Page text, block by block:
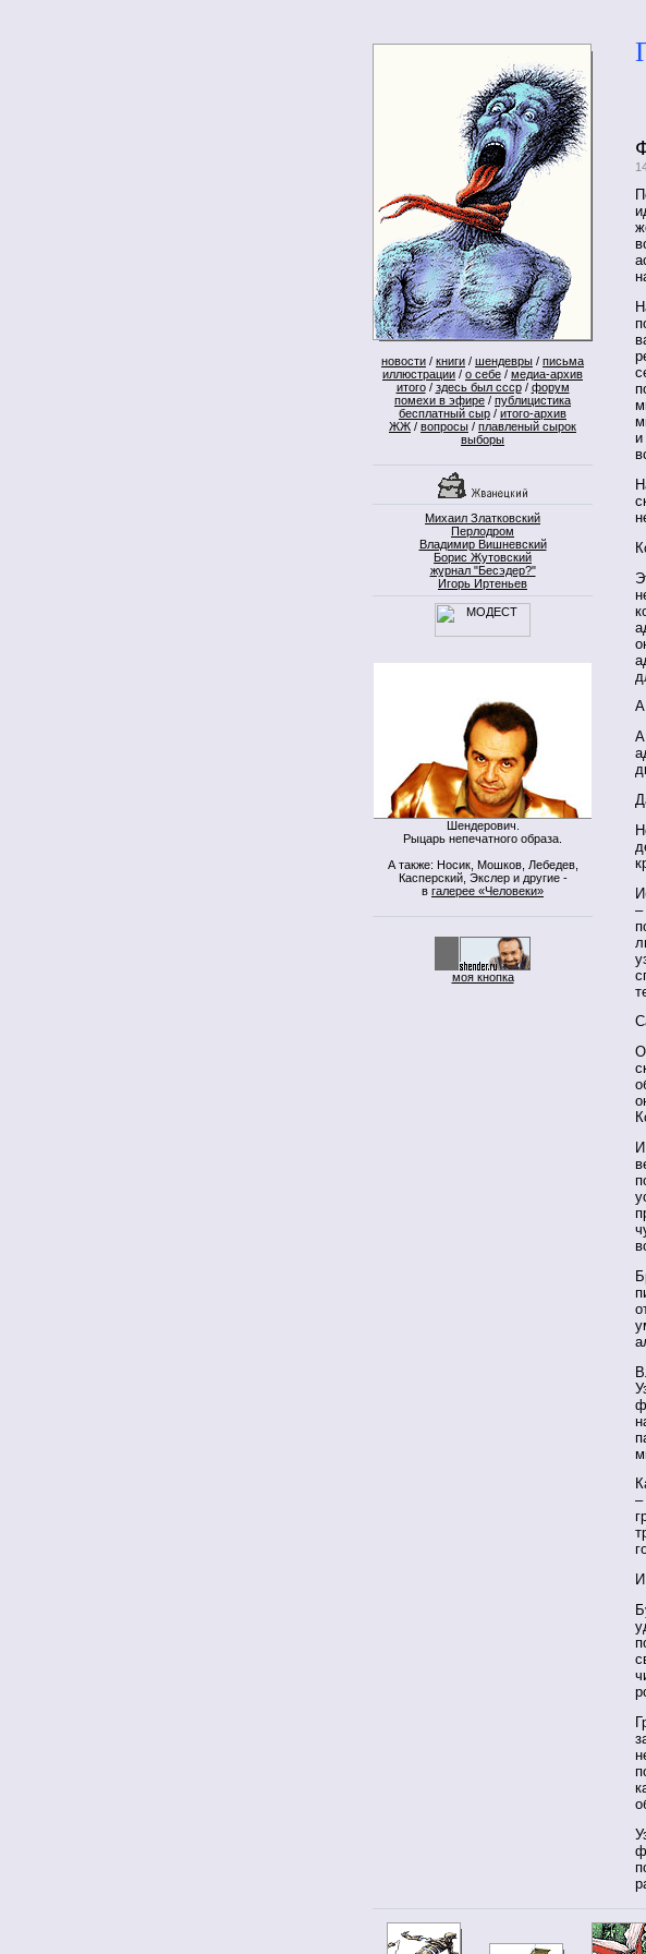
новости / книги / шендевры / письма
иллюстрации / о себе / медиа-архив
итого/ здесь был ссср/ форум
помехи в эфире / публицистика
бесплатный сыр / итого-архив
ЖЖ / вопросы / плавленый сырок
выборы
Михаил Златковский
Перлодром
Владимир Вишневский
Борис Жутовский
журнал "Бесэдер?"
Игорь Иртеньев
Шендерович.
Рыцарь непечатного образа.
А также: Носик, Мошков, Лебедев,
Касперский, Экслер и другие -
в галерее «Человеки»
моя кнопка
А
А
–
–